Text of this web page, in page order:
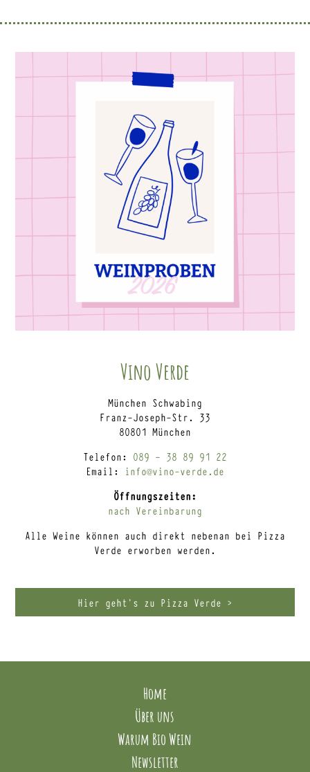
Vino Verde
München Schwabing
Franz-Joseph-Str. 33
80801 München
Telefon: 089 – 38 89 91 22
Email: info@vino-verde.de
Öffnungszeiten:
nach Vereinbarung
Alle Weine können auch direkt nebenan bei Pizza
Verde erworben werden.
Hier geht’s zu Pizza Verde >
Home
Über uns
Warum Bio Wein
Newsletter